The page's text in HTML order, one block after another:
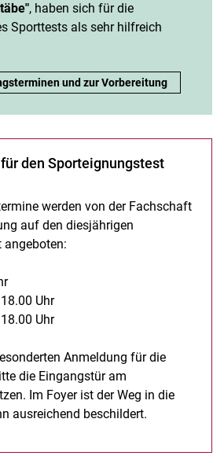
, haben sich für die
Sporttests als sehr hilfreich
und zur Vorbereitung
den Sporteignungstest
werden von der Fachschaft
auf den diesjährigen
angeboten:
Uhr
Uhr
Anmeldung für die
die Eingangstür am
Im Foyer ist der Weg in die
ausreichend beschildert.